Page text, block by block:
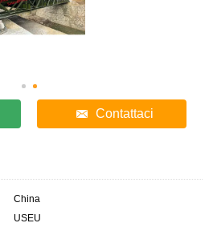
Contattaci
China
USEU